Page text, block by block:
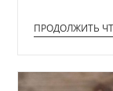
ПРОДОЛЖИТЬ